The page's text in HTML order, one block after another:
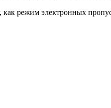
режим электронных